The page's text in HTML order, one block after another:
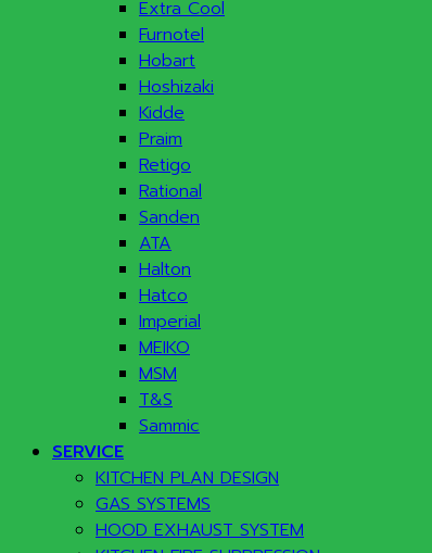
Extra Cool
Furnotel
Hobart
Hoshizaki
Kidde
Praim
Retigo
Rational
Sanden
ATA
Halton
Hatco
Imperial
MEIKO
MSM
T&S
Sammic
SERVICE
KITCHEN PLAN DESIGN
GAS SYSTEMS
HOOD EXHAUST SYSTEM